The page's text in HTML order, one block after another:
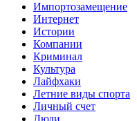
Импортозамещение
Интернет
Истории
Компании
Криминал
Культура
Лайфхаки
Летние виды спорта
Личный счет
Люди